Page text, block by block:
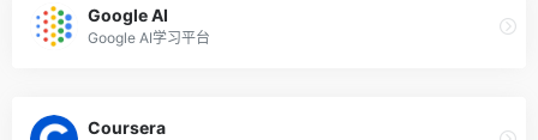
Google AI
Google AI学习平台
Coursera